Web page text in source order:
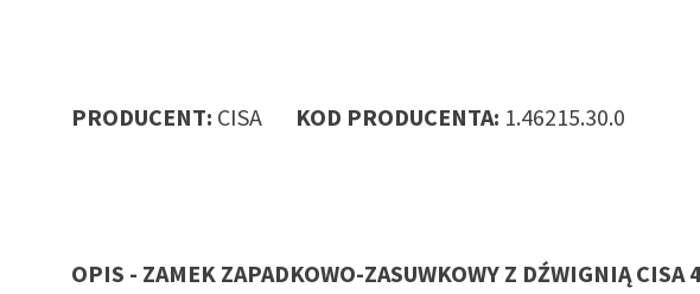
PRODUCENT: CISA KOD PRODUCENTA: 1.46215.30.0
OPIS - ZAMEK ZAPADKOWO-ZASUWKOWY Z DŹWIGNIĄ